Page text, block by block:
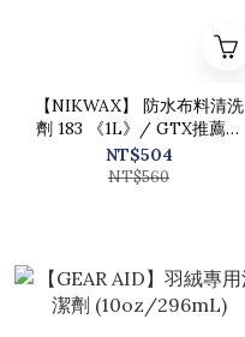
【NIKWAX】 防水布料清洗
劑 183 《1L》/ GTX推薦清
洗劑 (補充瓶、家庭號)
NT$504
NT$560